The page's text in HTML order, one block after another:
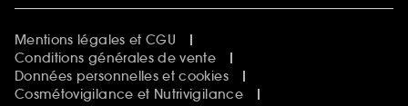
Mentions légales et CGU
Conditions générales de vente
Données personnelles et cookies
Cosmétovigilance et Nutrivigilance